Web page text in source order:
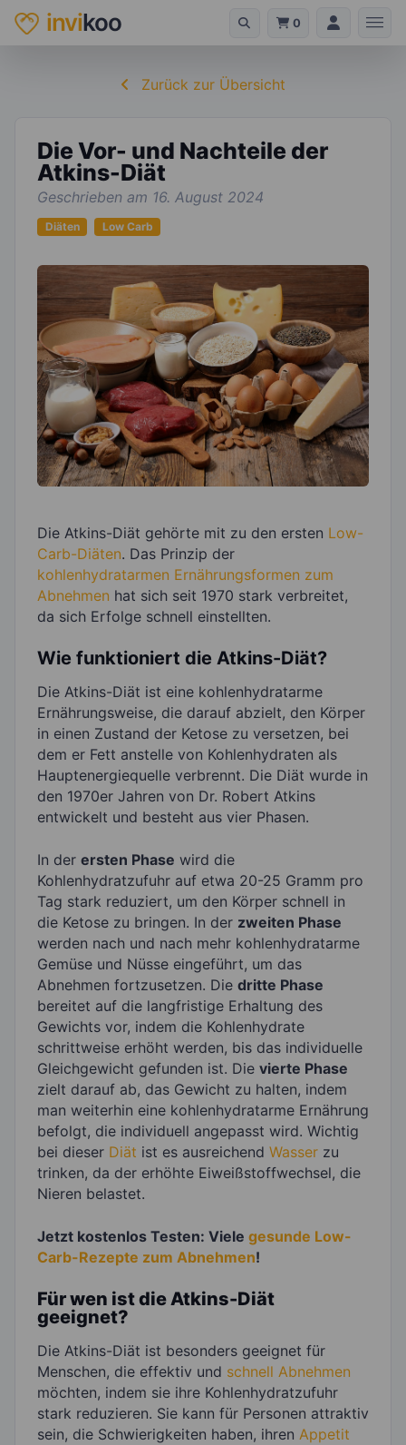
invikoo 0
Zurück zur Übersicht
Die Vor- und Nachteile der
Atkins-Diät
Geschrieben am 16. August 2024
Diäten Low Carb
Die Atkins-Diät gehörte mit zu den ersten Low-
Carb-Diäten. Das Prinzip der
kohlenhydratarmen Ernährungsformen zum
Abnehmen hat sich seit 1970 stark verbreitet,
da sich Erfolge schnell einstellten.
Wie funktioniert die Atkins-Diät?
Die Atkins-Diät ist eine kohlenhydratarme
Ernährungsweise, die darauf abzielt, den Körper
in einen Zustand der Ketose zu versetzen, bei
dem er Fett anstelle von Kohlenhydraten als
Hauptenergiequelle verbrennt. Die Diät wurde in
den 1970er Jahren von Dr. Robert Atkins
entwickelt und besteht aus vier Phasen.
In der ersten Phase wird die
Kohlenhydratzufuhr auf etwa 20-25 Gramm pro
Tag stark reduziert, um den Körper schnell in
die Ketose zu bringen. In der zweiten Phase
werden nach und nach mehr kohlenhydratarme
Gemüse und Nüsse eingeführt, um das
Abnehmen fortzusetzen. Die dritte Phase
bereitet auf die langfristige Erhaltung des
Gewichts vor, indem die Kohlenhydrate
schrittweise erhöht werden, bis das individuelle
Gleichgewicht gefunden ist. Die vierte Phase
zielt darauf ab, das Gewicht zu halten, indem
man weiterhin eine kohlenhydratarme Ernährung
befolgt, die individuell angepasst wird. Wichtig
bei dieser Diät ist es ausreichend Wasser zu
trinken, da der erhöhte Eiweißstoffwechsel, die
Nieren belastet.
Jetzt kostenlos Testen: Viele gesunde Low-
Carb-Rezepte zum Abnehmen!
Für wen ist die Atkins-Diät
geeignet?
Die Atkins-Diät ist besonders geeignet für
Menschen, die effektiv und schnell Abnehmen
möchten, indem sie ihre Kohlenhydratzufuhr
stark reduzieren. Sie kann für Personen attraktiv
sein, die Schwierigkeiten haben, ihren Appetit